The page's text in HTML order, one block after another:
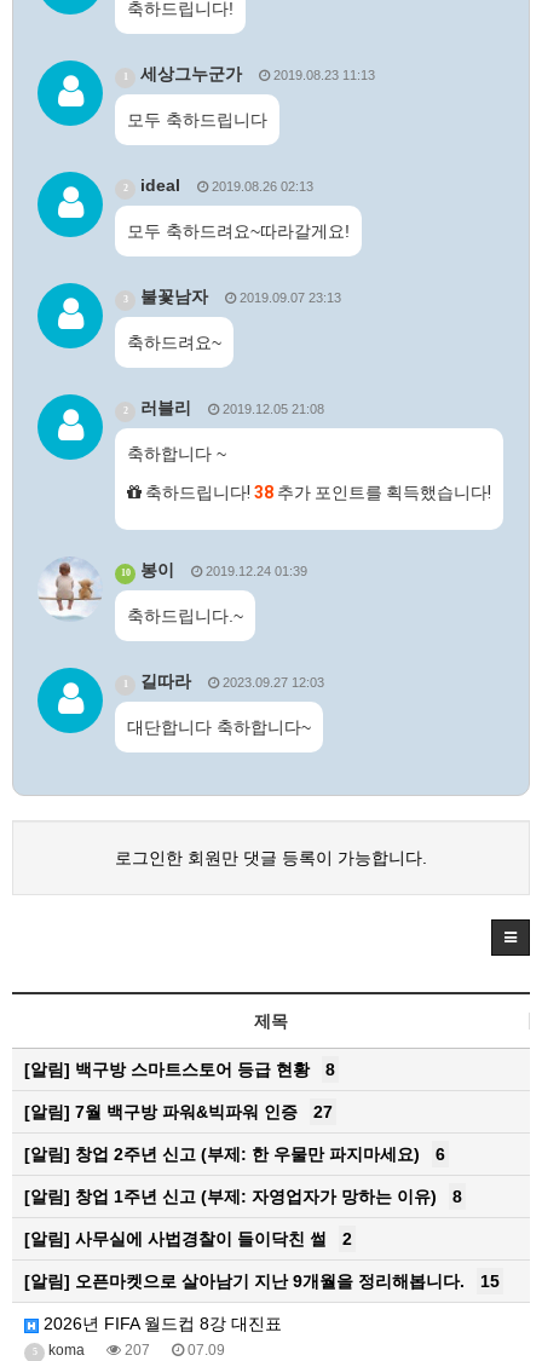
축하드립니다!
세상그누군가 2019.08.23 11:13
모두 축하드립니다
2 ideal 2019.08.26 02:13
모두 축하드려요~따라갈게요!
3 불꽃남자 2019.09.07 23:13
축하드려요~
2 러블리 2019.12.05 21:08
축하합니다 ~
축하드립니다! 38 추가 포인트를 획득했습니다!
10 봉이 2019.12.24 01:39
축하드립니다.~
길따라 2023.09.27 12:03
대단합니다 축하합니다~
로그인한 회원만 댓글 등록이 가능합니다.
제목
[알림] 백구방 스마트스토어 등급 현황 8
[알림] 7월 백구방 파워&빅파워 인증 27
[알림] 창업 2주년 신고 (부제: 한 우물만 파지마세요) 6
[알림] 창업 1주년 신고 (부제: 자영업자가 망하는 이유) 8
[알림] 사무실에 사법경찰이 들이닥친 썰 2
[알림] 오픈마켓으로 살아남기 지난 9개월을 정리해봅니다. 15
2026년 FIFA 월드컵 8강 대진표
5 koma 207 07.09